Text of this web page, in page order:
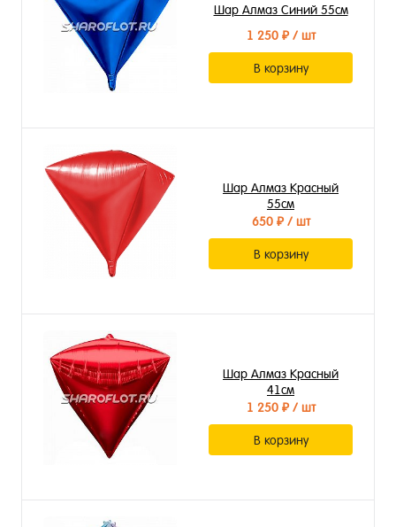
Шар Алмаз Синий 55см
1 250 ₽/ шт
В корзину
Шар Алмаз Красный
55см
650 ₽/ шт
В корзину
Шар Алмаз Красный
41см
1 250 ₽/ шт
В корзину